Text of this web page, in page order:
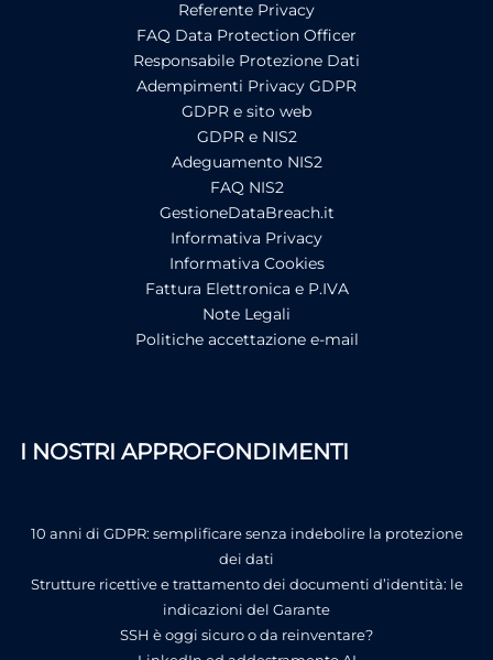
Referente Privacy
FAQ Data Protection Officer
Responsabile Protezione Dati
Adempimenti Privacy GDPR
GDPR e sito web
GDPR e NIS2
Adeguamento NIS2
FAQ NIS2
GestioneDataBreach.it
Informativa Privacy
Informativa Cookies
Fattura Elettronica e P.IVA
Note Legali
Politiche accettazione e-mail
I NOSTRI APPROFONDIMENTI
10 anni di GDPR: semplificare senza indebolire la protezione
dei dati
Strutture ricettive e trattamento dei documenti d’identità: le
indicazioni del Garante
SSH è oggi sicuro o da reinventare?